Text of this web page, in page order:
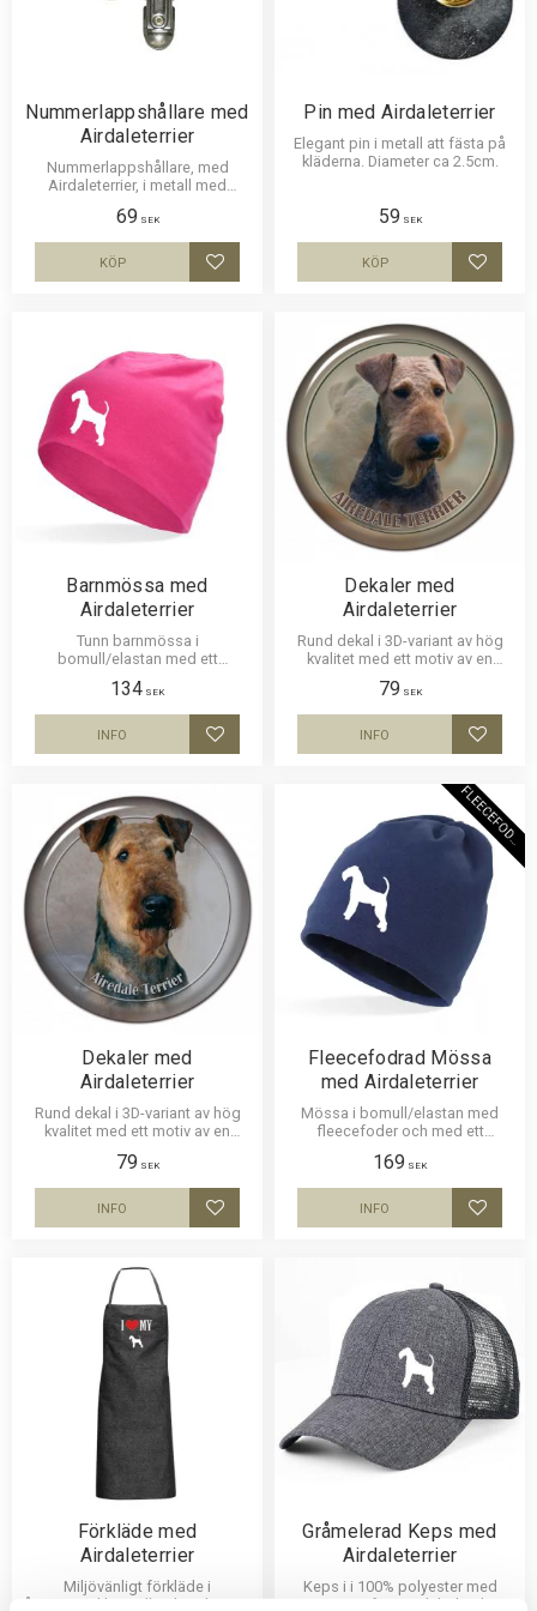
Nummerlappshållare med
Airdaleterrier
Nummerlappshållare, med
Airdaleterrier, i metall med
kläderna och en stark klämma
för nummerlappen. Bilden är ca
27mm i diameter och laminerad
för att vara hållbar och ge ett
69 SEK
Lägg till i favoriter
KÖP
Pin med Airdaleterrier
Elegant pin i metall att fästa på
kläderna. Diameter ca 2.5cm.
59 SEK
Lägg
KÖP
Barnmössa med
Airdaleterrier
Tunn barnmössa i
bomull/elastan med ett
Mössan finns i flera färger.
134 SEK
Lägg till i favoriter
INFO
Dekaler med
Airdaleterrier
Rund dekal i 3D-variant av hög
kvalitet med ett motiv av en
10 cm och 15 cm i diameter.
79 SEK
Lägg
INFO
Dekaler med
Airdaleterrier
Rund dekal i 3D-variant av hög
kvalitet med ett motiv av en
10 cm , 15 cm och 30 cm i
diameter.
79 SEK
Lägg till i favoriter
INFO
Fleecefodrad Mössa
med Airdaleterrier
Mössa i bomull/elastan med
fleecefoder och med ett
Mössan finns i flera färger.
169 SEK
F
L
E
E
C
E
F
O
D
E
R
Lägg
INFO
Förkläde med
Airdaleterrier
Miljövänligt förkläde i
återanvänd bomull och polyester
Gråmelerad Keps med
Airdaleterrier
Keps i i 100% polyester med
snygg passform och baksida av